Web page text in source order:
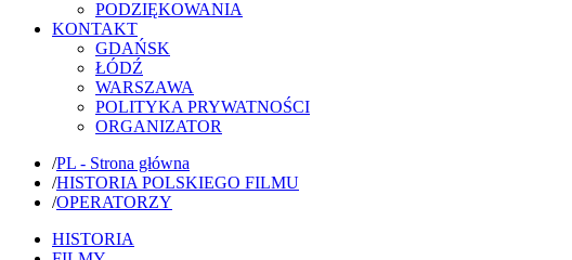
PODZIĘKOWANIA
KONTAKT
GDAŃSK
ŁÓDŹ
WARSZAWA
POLITYKA PRYWATNOŚCI
ORGANIZATOR
/PL - Strona główna
/HISTORIA POLSKIEGO FILMU
/OPERATORZY
HISTORIA